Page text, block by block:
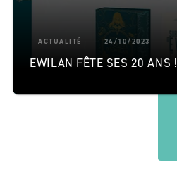
ACTUALITÉ 24/10/2023
EWILAN FÊTE SES 20 ANS !